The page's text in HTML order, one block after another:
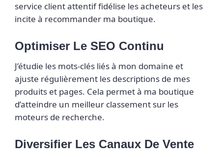
service client attentif fidélise les acheteurs et les
incite à recommander ma boutique.
Optimiser Le SEO Continu
J’étudie les mots-clés liés à mon domaine et
ajuste régulièrement les descriptions de mes
produits et pages. Cela permet à ma boutique
d’atteindre un meilleur classement sur les
moteurs de recherche.
Diversifier Les Canaux De Vente